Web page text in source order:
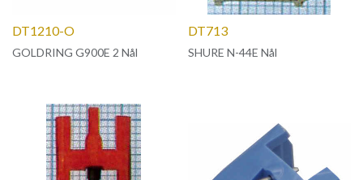
DT1210-O
GOLDRING G900E 2 Nål
DT713
SHURE N-44E Nål